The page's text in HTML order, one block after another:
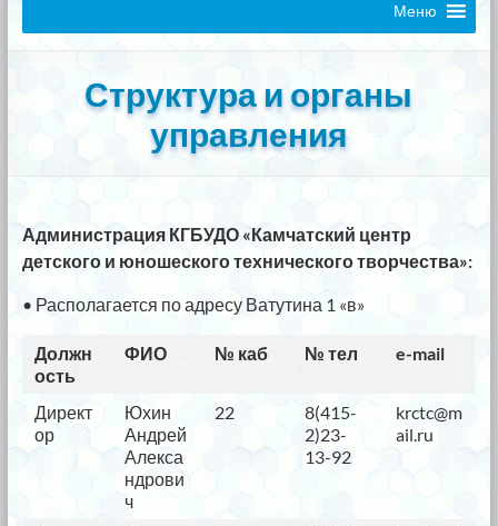
Меню
Структура и органы
управления
Администрация КГБУДО «Камчатский центр
детского и юношеского технического творчества»:
• Располагается по адресу Ватутина 1 «в»
Должн
ость
ФИО № каб № тел e-mail
Директ
ор
Юхин
Андрей
Алекса
ндрови
ч
22
8(415-
2)23-
13-92
krctc@m
ail.ru